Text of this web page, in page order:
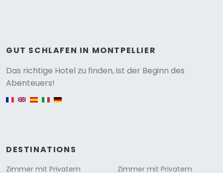
GUT SCHLAFEN IN MONTPELLIER
Das richtige Hotel zu finden, ist der Beginn des
Abenteuers!
DESTINATIONS
Zimmer mit Privatem
Zimmer mit Privatem